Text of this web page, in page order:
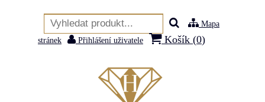
Mapa
stránek
Přihlášení uživatele Košík (0)